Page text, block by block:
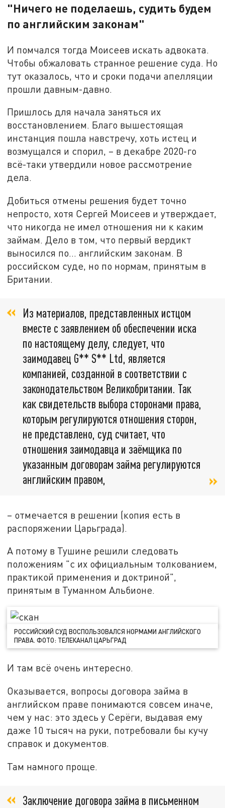
"Ничего не поделаешь, судить будем
по английским законам"
И помчался тогда Моисеев искать адвоката.
Чтобы обжаловать странное решение суда. Но
тут оказалось, что и сроки подачи апелляции
прошли давным-давно.
Пришлось для начала заняться их
восстановлением. Благо вышестоящая
инстанция пошла навстречу, хоть истец и
возмущался и спорил, – в декабре 2020-го
всё-таки утвердили новое рассмотрение
дела.
Добиться отмены решения будет точно
непросто, хотя Сергей Моисеев и утверждает,
что никогда не имел отношения ни к каким
займам. Дело в том, что первый вердикт
выносился по... английским законам. В
российском суде, но по нормам, принятым в
Британии.
Из материалов, представленных истцом
вместе с заявлением об обеспечении иска
по настоящему делу, следует, что
заимодавец G** S** Ltd, является
компанией, созданной в соответствии с
законодательством Великобритании. Так
как свидетельств выбора сторонами права,
которым регулируются отношения сторон,
не представлено, суд считает, что
отношения заимодавца и заёмщика по
указанным договорам займа регулируются
английским правом,
– отмечается в решении (копия есть в
распоряжении Царьграда).
А потому в Тушине решили следовать
положениям "с их официальным толкованием,
практикой применения и доктриной",
принятым в Туманном Альбионе.
РОССИЙСКИЙ СУД ВОСПОЛЬЗОВАЛСЯ НОРМАМИ АНГЛИЙСКОГО
ПРАВА. ФОТО: ТЕЛЕКАНАЛ ЦАРЬГРАД
И там всё очень интересно.
Оказывается, вопросы договора займа в
английском праве понимаются совсем иначе,
чем у нас: это здесь у Серёги, выдавая ему
даже 10 тысяч на руки, потребовали бы кучу
справок и документов.
Там намного проще.
Заключение договора займа в письменном